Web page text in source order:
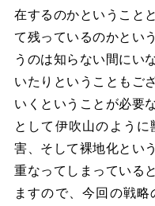
在するのかということ
て残っているのかとい
うのは知らない間にい
いたりということもご
いくということが必要
として伊吹山のよう
害、そして裸地化とい
重なってしまっている
ますので、今回の戦